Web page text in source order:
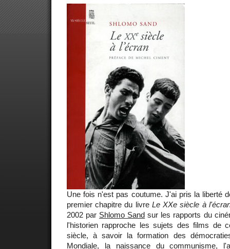
Une fois n'est pas coutume. J'ai pris la liberté
premier chapitre du livre Le XXe siècle à
2002 par Shlomo Sand sur les rapports du
l'historien rapproche les sujets des films de
siècle, à savoir la formation des
Mondiale, la naissance du communisme,